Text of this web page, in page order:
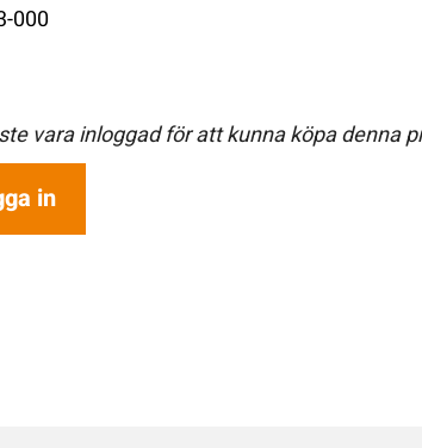
000
vara inloggad för att kunna köpa denna
in